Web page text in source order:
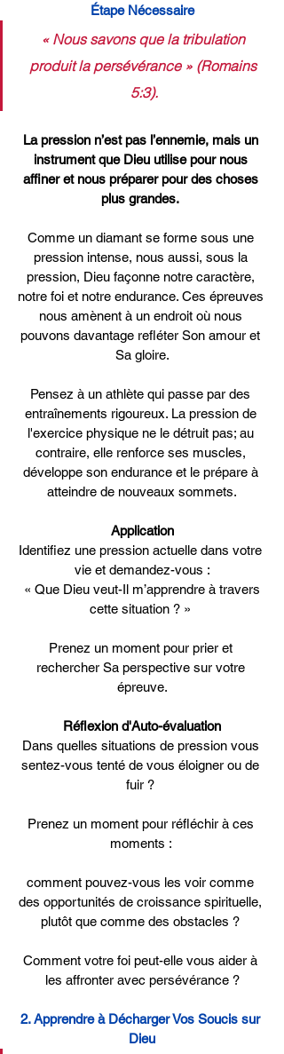
Étape Nécessaire
« Nous savons que la tribulation
produit la persévérance » (Romains
5:3).
La pression n’est pas l’ennemie, mais un
instrument que Dieu utilise pour nous
affiner et nous préparer pour des choses
plus grandes.
Comme un diamant se forme sous une
pression intense, nous aussi, sous la
pression, Dieu façonne notre caractère,
notre foi et notre endurance. Ces épreuves
nous amènent à un endroit où nous
pouvons davantage refléter Son amour et
Sa gloire.
Pensez à un athlète qui passe par des
entraînements rigoureux. La pression de
l'exercice physique ne le détruit pas; au
contraire, elle renforce ses muscles,
développe son endurance et le prépare à
atteindre de nouveaux sommets.
Application
Identifiez une pression actuelle dans votre
vie et demandez-vous :
cette situation ? »
Prenez un moment pour prier et
rechercher Sa perspective sur votre
épreuve.
Réflexion d'Auto-évaluation
Dans quelles situations de pression vous
sentez-vous tenté de vous éloigner ou de
fuir ?
Prenez un moment pour réfléchir à ces
moments :
comment pouvez-vous les voir comme
des opportunités de croissance spirituelle,
plutôt que comme des obstacles ?
Comment votre foi peut-elle vous aider à
les affronter avec persévérance ?
2. Apprendre à Décharger Vos Soucis sur
Dieu